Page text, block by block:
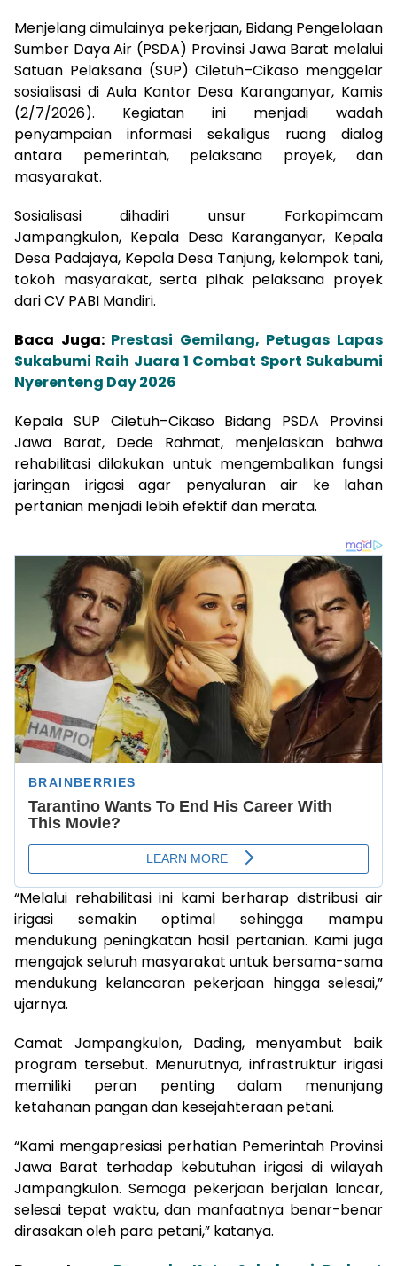
Menjelang dimulainya pekerjaan, Bidang Pengelolaan
Sumber Daya Air (PSDA) Provinsi Jawa Barat melalui
Satuan Pelaksana (SUP) Ciletuh–Cikaso menggelar
sosialisasi di Aula Kantor Desa Karanganyar, Kamis
(2/7/2026). Kegiatan ini menjadi wadah
penyampaian informasi sekaligus ruang dialog
antara pemerintah, pelaksana proyek, dan
masyarakat.
Sosialisasi dihadiri unsur Forkopimcam
Jampangkulon, Kepala Desa Karanganyar, Kepala
Desa Padajaya, Kepala Desa Tanjung, kelompok tani,
tokoh masyarakat, serta pihak pelaksana proyek
dari CV PABI Mandiri.
Baca Juga: Prestasi Gemilang, Petugas Lapas
Sukabumi Raih Juara 1 Combat Sport Sukabumi
Nyerenteng Day 2026
Kepala SUP Ciletuh–Cikaso Bidang PSDA Provinsi
Jawa Barat, Dede Rahmat, menjelaskan bahwa
rehabilitasi dilakukan untuk mengembalikan fungsi
jaringan irigasi agar penyaluran air ke lahan
pertanian menjadi lebih efektif dan merata.
“Melalui rehabilitasi ini kami berharap distribusi air
irigasi semakin optimal sehingga mampu
mendukung peningkatan hasil pertanian. Kami juga
mengajak seluruh masyarakat untuk bersama-sama
mendukung kelancaran pekerjaan hingga selesai,”
ujarnya.
Camat Jampangkulon, Dading, menyambut baik
program tersebut. Menurutnya, infrastruktur irigasi
memiliki peran penting dalam menunjang
ketahanan pangan dan kesejahteraan petani.
“Kami mengapresiasi perhatian Pemerintah Provinsi
Jawa Barat terhadap kebutuhan irigasi di wilayah
Jampangkulon. Semoga pekerjaan berjalan lancar,
selesai tepat waktu, dan manfaatnya benar-benar
dirasakan oleh para petani,” katanya.